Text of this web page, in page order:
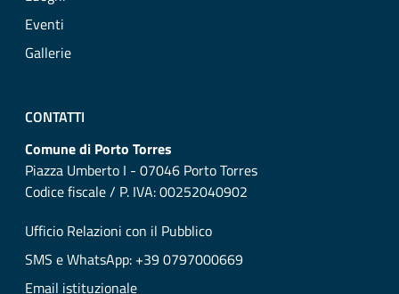
Eventi
Gallerie
CONTATTI
Comune di Porto Torres
Piazza Umberto I - 07046 Porto Torres
Codice fiscale / P. IVA: 00252040902
Ufficio Relazioni con il Pubblico
SMS e WhatsApp: +39 0797000669
Email istituzionale